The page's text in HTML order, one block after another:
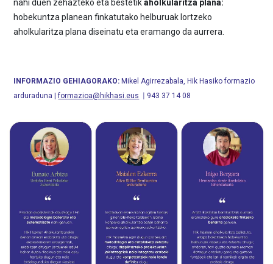
nahi duen zehazteko eta bestetikaholkularitza plana:
hobekuntza planean finkatutako helburuak lortzeko
aholkularitza plana diseinatu eta eramango da aurrera.
INFORMAZIO GEHIAGORAKO: Mikel Agirrezabala, Hik Hasiko formazio
arduraduna |formazioa@hikhasi.eus 943 37 14 08